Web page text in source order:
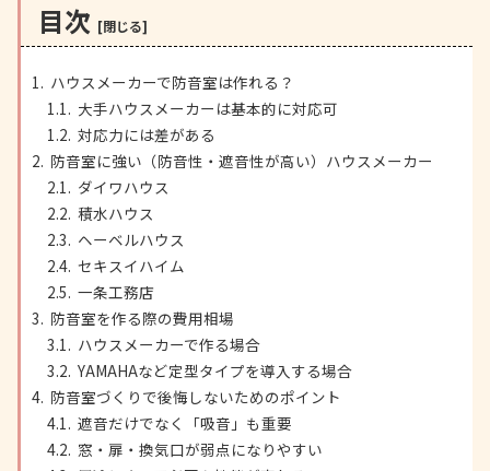
目次
ハウスメーカーで防音室は作れる？
大手ハウスメーカーは基本的に対応可
対応力には差がある
防音室に強い（防音性・遮音性が高い）ハウスメーカー
ダイワハウス
積水ハウス
ヘーベルハウス
セキスイハイム
一条工務店
防音室を作る際の費用相場
ハウスメーカーで作る場合
YAMAHAなど定型タイプを導入する場合
防音室づくりで後悔しないためのポイント
遮音だけでなく「吸音」も重要
窓・扉・換気口が弱点になりやすい